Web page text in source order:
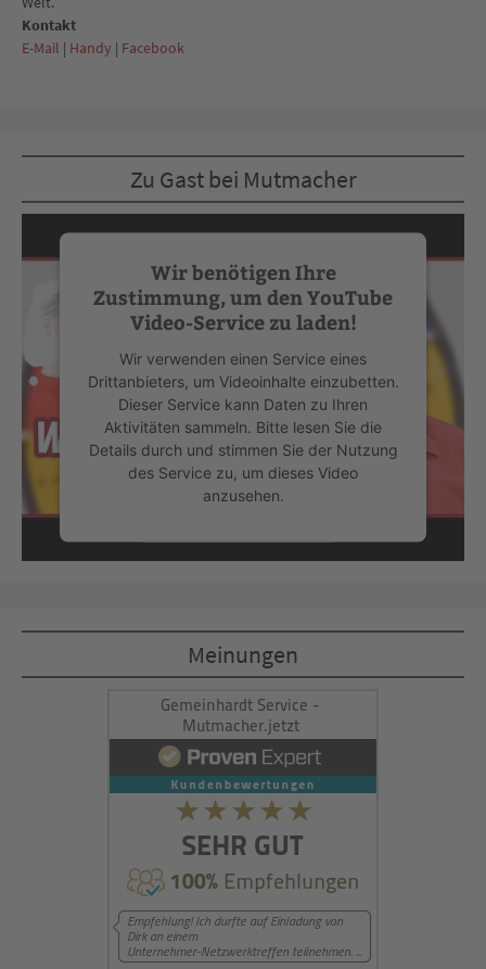
Kontakt
E-Mail | Handy | Facebook
Zu Gast bei Mutmacher
Wir benötigen Ihre
Zustimmung, um den YouTube
Video-Service zu laden!
Wir verwenden einen Service eines
Drittanbieters, um Videoinhalte einzubetten.
Dieser Service kann Daten zu Ihren
Aktivitäten sammeln. Bitte lesen Sie die
Details durch und stimmen Sie der Nutzung
des Service zu, um dieses Video
anzusehen.
Mehr Informationen
powered byUsercentrics Consent
Management Platform&eRecht24
Meinungen